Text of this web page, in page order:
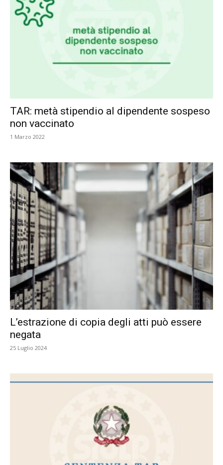
TAR: metà stipendio al dipendente sospeso
non vaccinato
1 Marzo 2022
L’estrazione di copia degli atti può essere
negata
25 Luglio 2024